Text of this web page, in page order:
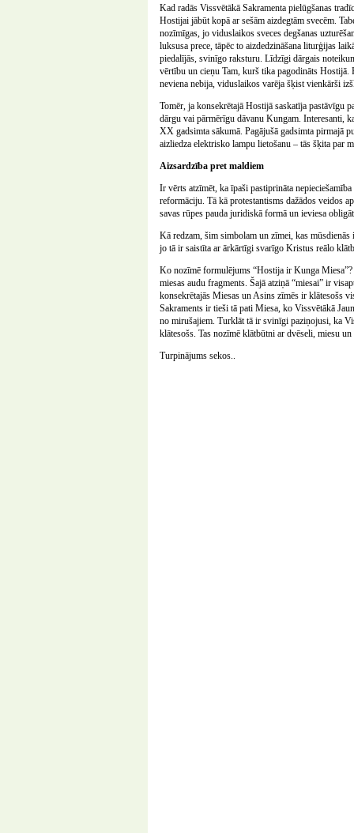
Kad radās Vissvētākā Sakramenta pielūgšanas
Hostijai jābūt kopā ar sešām aizdegtām svecēm.
nozīmīgas, jo viduslaikos sveces degšanas
luksusa prece, tāpēc to aizdedzināšana liturģijas
piedalījās, svinīgo raksturu. Līdzīgi dārgais
vērtību un cieņu Tam, kurš tika pagodināts Hostijā.
neviena nebija, viduslaikos varēja šķist vienkārši
Tomēr, ja konsekrētajā Hostijā saskatīja pastāvīgu
dārgu vai pārmērīgu dāvanu Kungam. Interesanti,
XX gadsimta sākumā. Pagājušā gadsimta pirmajā
aizliedza elektrisko lampu lietošanu – tās šķita par
Aizsardzība pret maldiem
Ir vērts atzīmēt, ka īpaši pastiprināta
reformāciju. Tā kā protestantisms dažādos veidos
savas rūpes pauda juridiskā formā un ieviesa
Kā redzam, šim simbolam un zīmei, kas
jo tā ir saistīta ar ārkārtīgi svarīgo Kristus reālo
Ko nozīmē formulējums “Hostija ir Kunga
miesas audu fragments. Šajā atziņā “miesai” ir
konsekrētajās Miesas un Asins zīmēs ir klātesošs
Sakraments ir tieši tā pati Miesa, ko Vissvētākā
no mirušajiem. Turklāt tā ir svinīgi paziņojusi, ka
klātesošs. Tas nozīmē klātbūtni ar dvēseli, miesu
Turpinājums sekos..